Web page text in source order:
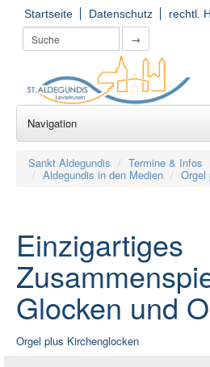
Startseite Datenschutz rechtl.
→
Navigation
Wir für Sie
Einrichtungen
Gruppierungen
Sankt Aldegundis Termine & Infos
Aldegundis in den Medien Orgel
Einzigartiges
Glocken und
Orgel plus Kirchenglocken